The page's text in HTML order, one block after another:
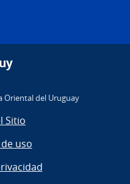
Oriental del Uruguay
Sitio
uso